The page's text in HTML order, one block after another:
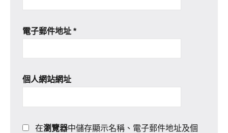
電子郵件地址 *
個人網站網址
在瀏覽器中儲存顯示名稱、電子郵件地址及個